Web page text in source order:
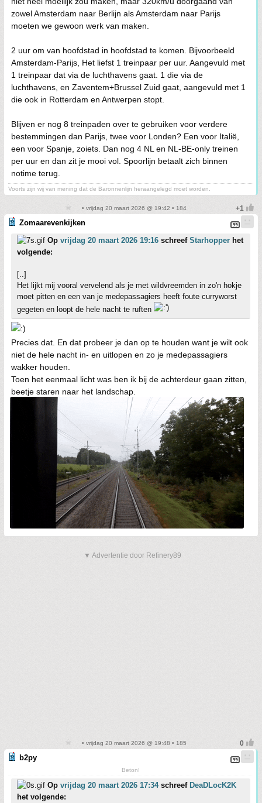
zowel Amsterdam naar Berlijn als Amsterdam naar Parijs
moeten we gewoon werk van maken.
2 uur om van hoofdstad in hoofdstad te komen. Bijvoorbeeld
Amsterdam-Parijs, Het liefst 1 treinpaar per uur. Aangevuld met
1 treinpaar dat via de luchthavens gaat. 1 die via de
luchthavens, en Zaventem+Brussel Zuid gaat, aangevuld met 1
die ook in Rotterdam en Antwerpen stopt.
Blijven er nog 8 treinpaden over te gebruiken voor verdere
bestemmingen dan Parijs, twee voor Londen? Een voor Italië,
een voor Spanje, zoiets. Dan nog 4 NL en NL-BE-only treinen
per uur en dan zit je mooi vol. Spoorlijn betaalt zich binnen
notime terug.
Voorts zijn wij van mening dat de Baronnenlijn heraangelegd moet worden.
• vrijdag 20 maart 2026 @ 19:42 • 184
Zomaarevenkijken
Op vrijdag 20 maart 2026 19:16 schreef Starhopper het
volgende:
[..]
Het lijkt mij vooral vervelend als je met wildvreemden in zo'n hokje
moet pitten en een van je medepassagiers heeft foute curryworst
gegeten en loopt de hele nacht te ruften
Precies dat. En dat probeer je dan op te houden want je wilt ook
niet de hele nacht in- en uitlopen en zo je medepassagiers
wakker houden.
Toen het eenmaal licht was ben ik bij de achterdeur gaan zitten,
beetje staren naar het landschap.
▼ Advertentie door Refinery89
• vrijdag 20 maart 2026 @ 19:48 • 185
b2py
Beton!
Op vrijdag 20 maart 2026 17:34schreef DeaDLocK2K
het volgende: